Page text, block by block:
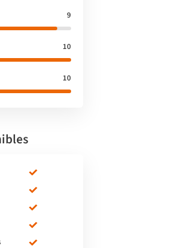
9
10
10